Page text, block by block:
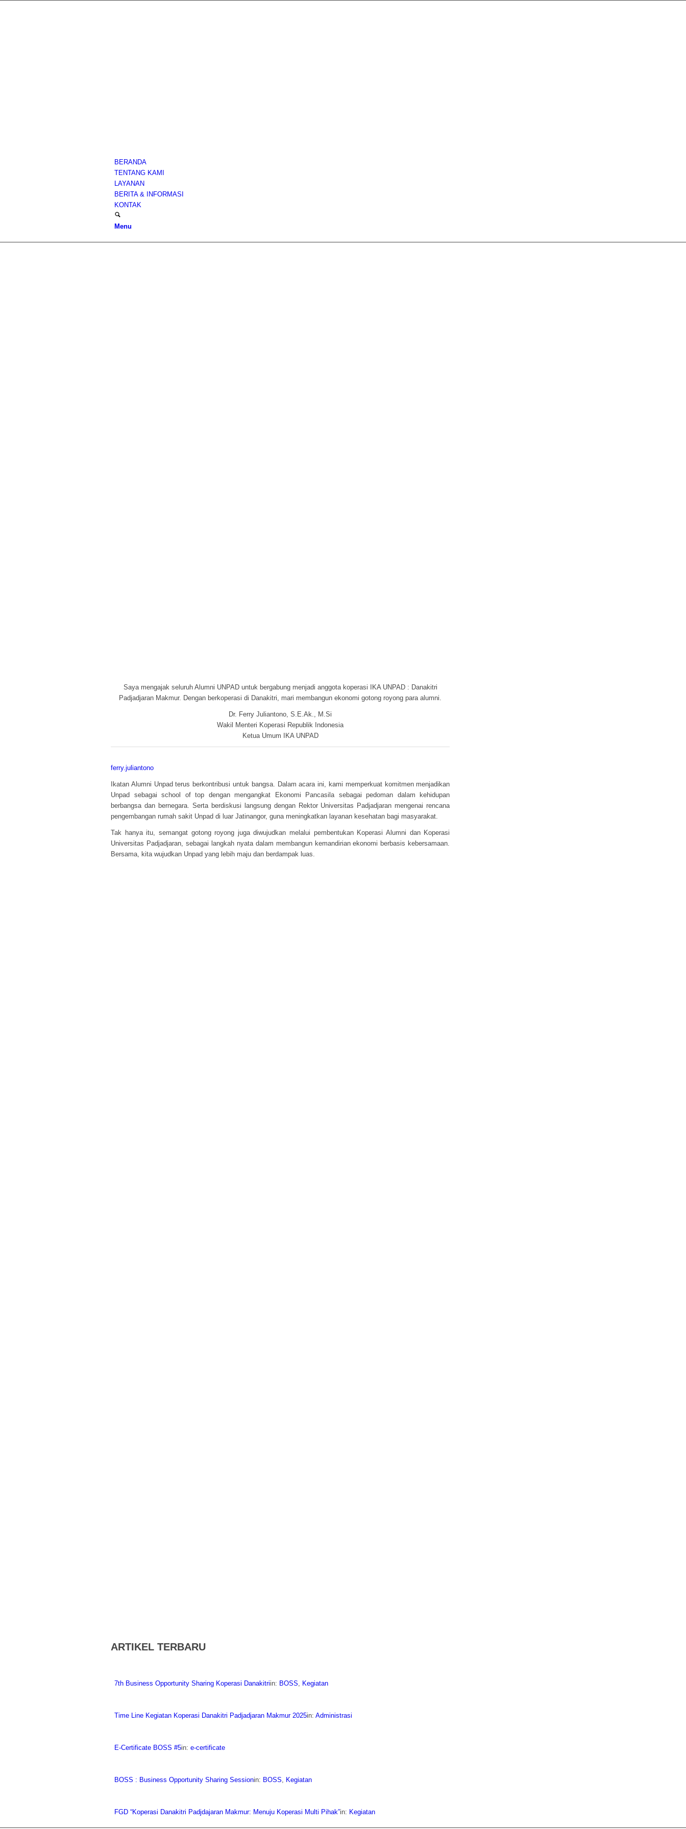
BERANDA
TENTANG KAMI
LAYANAN
BERITA & INFORMASI
KONTAK
Menu
Saya mengajak seluruh Alumni UNPAD untuk bergabung menjadi anggota koperasi IKA UNPAD : Danakitri
Padjadjaran Makmur. Dengan berkoperasi di Danakitri, mari membangun ekonomi gotong royong para alumni.
Dr. Ferry Juliantono, S.E.Ak., M.Si
Wakil Menteri Koperasi Republik Indonesia
Ketua Umum IKA UNPAD
ferry.juliantono
Ikatan Alumni Unpad terus berkontribusi untuk bangsa. Dalam acara ini, kami memperkuat komitmen menjadikan
Unpad sebagai school of top dengan mengangkat Ekonomi Pancasila sebagai pedoman dalam kehidupan
berbangsa dan bernegara. Serta berdiskusi langsung dengan Rektor Universitas Padjadjaran mengenai rencana
pengembangan rumah sakit Unpad di luar Jatinangor, guna meningkatkan layanan kesehatan bagi masyarakat.
Tak hanya itu, semangat gotong royong juga diwujudkan melalui pembentukan Koperasi Alumni dan Koperasi
Universitas Padjadjaran, sebagai langkah nyata dalam membangun kemandirian ekonomi berbasis kebersamaan.
Bersama, kita wujudkan Unpad yang lebih maju dan berdampak luas.
ARTIKEL TERBARU
7th Business Opportunity Sharing Koperasi Danakitriin: BOSS, Kegiatan
Time Line Kegiatan Koperasi Danakitri Padjadjaran Makmur 2025in: Administrasi
E-Certificate BOSS #5in: e-certificate
BOSS : Business Opportunity Sharing Sessionin: BOSS, Kegiatan
FGD “Koperasi Danakitri Padjdajaran Makmur: Menuju Koperasi Multi Pihak”in: Kegiatan